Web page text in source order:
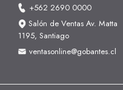
+562 2690 0000
Salón de Ventas Av. Matta
1195, Santiago
ventasonline@gobantes.cl